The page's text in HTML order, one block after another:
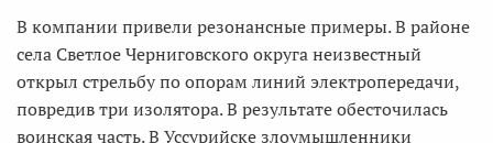
В компании привели резонансные примеры. В районе
села Светлое Черниговского округа неизвестный
открыл стрельбу по опорам линий электропередачи,
повредив три изолятора. В результате обесточилась
воинская часть. В Уссурийске злоумышленники